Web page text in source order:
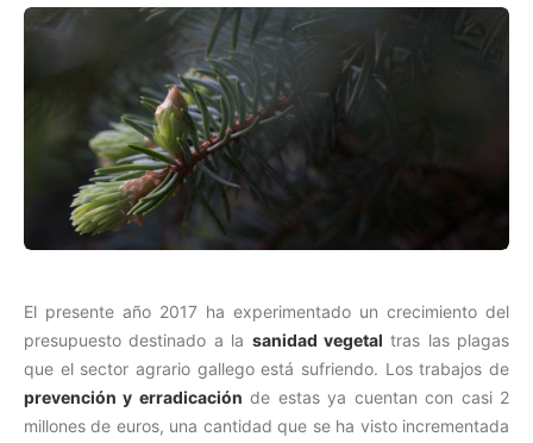
El presente año 2017 ha experimentado un crecimiento del
presupuesto destinado a la sanidad vegetal tras las plagas
que el sector agrario gallego está sufriendo. Los trabajos de
prevención y erradicación de estas ya cuentan con casi 2
millones de euros, una cantidad que se ha visto incrementada